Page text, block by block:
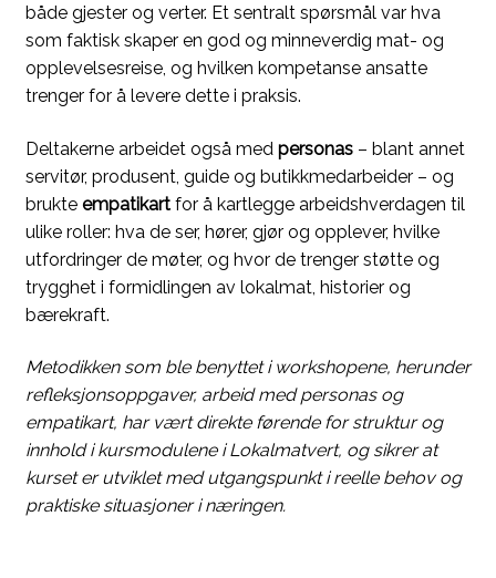
både gjester og verter. Et sentralt spørsmål var hva
som faktisk skaper en god og minneverdig mat- og
opplevelsesreise, og hvilken kompetanse ansatte
trenger for å levere dette i praksis.
Deltakerne arbeidet også med personas– blant annet
servitør, produsent, guide og butikkmedarbeider – og
brukte empatikartfor å kartlegge arbeidshverdagen til
ulike roller: hva de ser, hører, gjør og opplever, hvilke
utfordringer de møter, og hvor de trenger støtte og
trygghet i formidlingen av lokalmat, historier og
bærekraft.
Metodikken som ble benyttet i workshopene, herunder
refleksjonsoppgaver, arbeid med personas og
empatikart, har vært direkte førende for struktur og
innhold i kursmodulene i Lokalmatvert, og sikrer at
kurset er utviklet med utgangspunkt i reelle behov og
praktiske situasjoner i næringen.